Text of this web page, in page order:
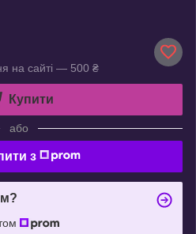
на сайті — 500 ₴
Купити
або
з